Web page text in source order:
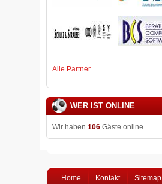
Alle Partner
WER IST ONLINE
Wir haben 106 Gäste online.
Home Kontakt Sitemap